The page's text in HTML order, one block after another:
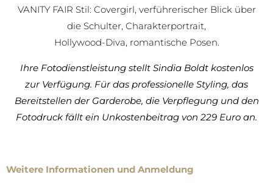
VANITY FAIR Stil: Covergirl, verführerischer Blick über
die Schulter, Charakterportrait,
Hollywood-Diva, romantische Posen.
Ihre Fotodienstleistung stellt Sindia Boldt kostenlos
zur Verfügung. Für das professionelle Styling, das
Bereitstellen der Garderobe, die Verpflegung und den
Fotodruck fällt ein Unkostenbeitrag von 229 Euro an.
Weitere Informationen und Anmeldung